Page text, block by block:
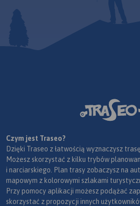
Czym jest Traseo?
Dzięki Traseo z łatwością wyznaczysz
Możesz skorzystać z kilku trybów
i narciarskiego. Plan trasy zobaczysz na
mapowym z kolorowymi szlakami
Przy pomocy aplikacji możesz podążać
skorzystać z propozycji innych